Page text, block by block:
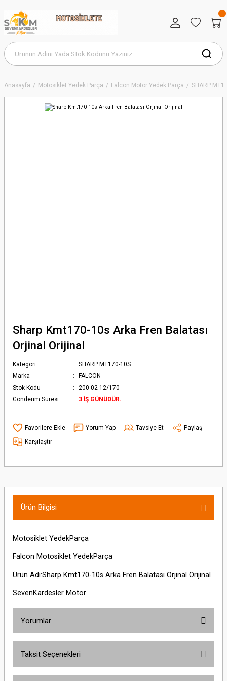
Anasayfa Motosiklet Yedek Parça Falcon Motor Yedek Parça SHARP
Sharp Kmt170-10s Arka Fren Balatası
Orjinal Orijinal
Kategori
SHARP MT170-10S
Marka
FALCON
Stok Kodu
200-02-12/170
Gönderim Süresi
3 İŞ GÜNÜDÜR.
Yorum Yap Tavsiye Et
Paylaş
Karşılaştır
Ürün Bilgisi
Motosiklet YedekParça
Falcon Motosiklet YedekParça
Ürün Adi:Sharp Kmt170-10s Arka Fren Balatasi Orjinal Orijinal
SevenKardesler Motor
Yorumlar
Taksit Seçenekleri